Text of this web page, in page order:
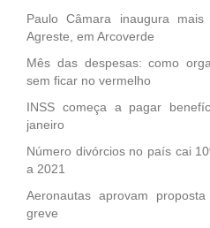
Paulo Câmara inaugura
Agreste, em Arcoverde
Mês das despesas: como
sem ficar no vermelho
INSS começa a pagar
janeiro
Número divórcios no país cai
a 2021
Aeronautas aprovam
greve